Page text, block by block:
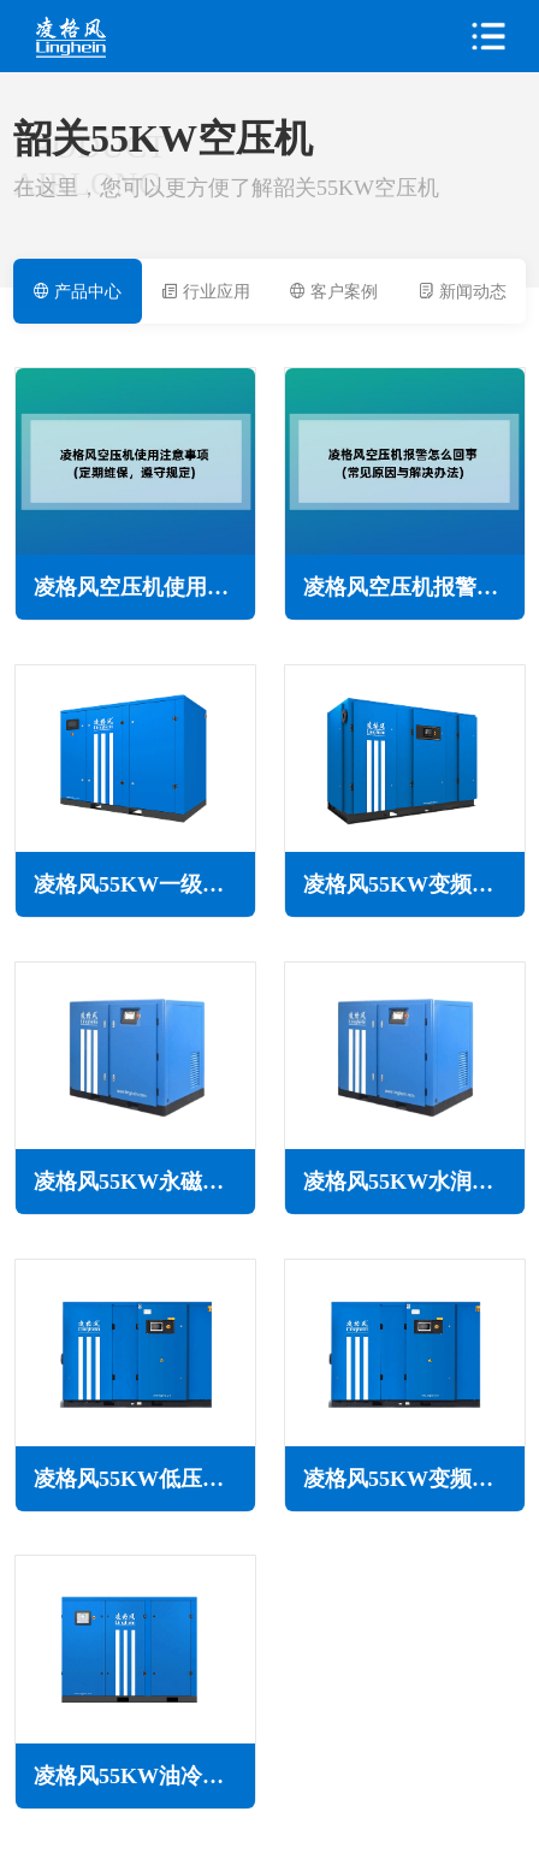
PRODUCT
AIRLONG
韶关55KW空压机
在这里，您可以更方便了解韶关55KW空压机
产品中心 行业应用 客户案例 新闻动态
凌格风空压机使用注意事项(定期维保，遵守规定) 凌格风空压机报警怎么回事(常见原因与解决办法)
凌格风55KW一级能效永磁变频空压机LCH系列 凌格风55KW变频空压机LSV系列
凌格风55KW永磁变频无油水润滑空压机LSW PM系列 凌格风55KW水润滑无油空压机LSW系列
凌格风55KW低压空压机LS LP系列 凌格风55KW变频低压空压机LSV LP系列
凌格风55KW油冷永磁变频空压机LOH系列